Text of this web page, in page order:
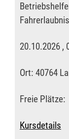
20.10.2026 ,
Ort: 40764
Freie Plätze:
Kursdetails